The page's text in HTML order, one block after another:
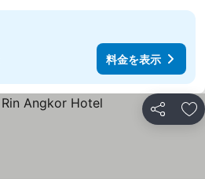
料金を表示
シェア お